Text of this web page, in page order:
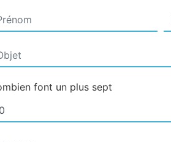
font un plus sept